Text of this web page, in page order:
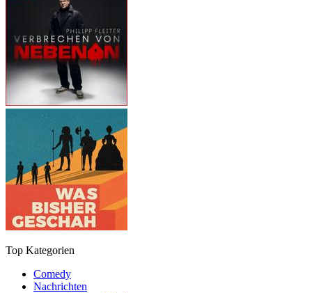
Top Kategorien
Comedy
Nachrichten